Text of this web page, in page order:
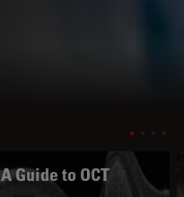
A Guide to OCT